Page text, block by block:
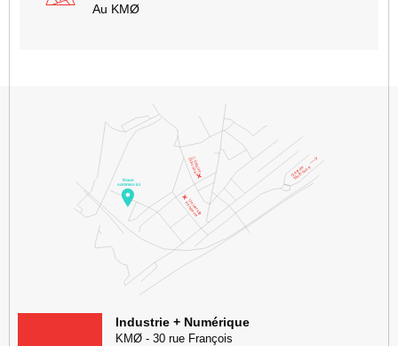
Au KMØ
KMØ Hub d’innovation industrielle et lieu événementiel au cœur
Industrie + Numérique
KMØ- 30 rue François